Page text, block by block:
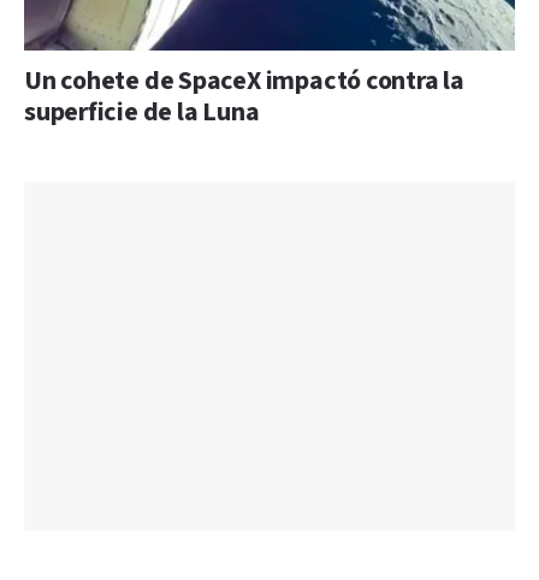
Un cohete de SpaceX impactó contra la
superficie de la Luna